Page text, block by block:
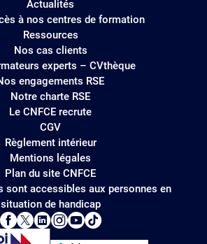
Actualités
à nos centres de formation
Ressources
Nos cas clients
experts – CVthèque
engagements RSE
Notre charte RSE
Le CNFCE recrute
CGV
Règlement intérieur
Mentions légales
Plan du site CNFCE
sont accessibles aux personnes en
situation de handicap